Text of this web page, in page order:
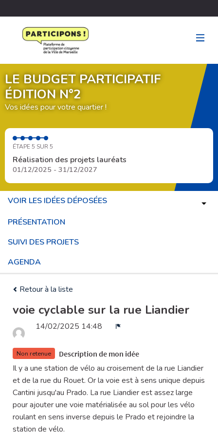
LE BUDGET PARTICIPATIF
ÉDITION N°2
Vos idées pour votre quartier !
ÉTAPE 5 SUR 5
Réalisation des projets lauréats
01/12/2025 - 31/12/2027
VOIR LES IDÉES DÉPOSÉES
PRÉSENTATION
SUIVI DES PROJETS
AGENDA
Retour à la liste
voie cyclable sur la rue Liandier
14/02/2025 14:48
Non retenue Description de mon idée
Il y a une station de vélo au croisement de la rue Liandier
et de la rue du Rouet. Or la voie est à sens unique depuis
Cantini jusqu'au Prado. La rue Liandier est assez large
pour ajouter une voie matérialisée au sol pour les vélo
roulant en sens inverse depuis le Prado et rejoindre la
station de vélo.